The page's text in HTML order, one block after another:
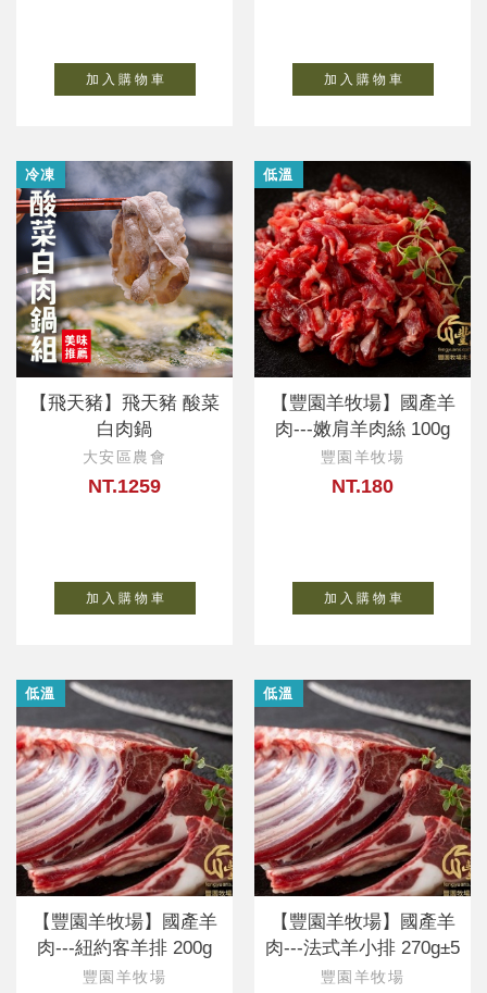
加 入 購 物 車 加 入 購 物 車
冷凍
【飛天豬】飛天豬 酸菜
白肉鍋
大安區農會
NT.1259
加 入 購 物 車
低溫
【豐園羊牧場】國產羊
肉---嫩肩羊肉絲 100g
豐園羊牧場
NT.180
加 入 購 物 車
低溫
【豐園羊牧場】國產羊
肉---紐約客羊排 200g
豐園羊牧場
低溫
【豐園羊牧場】國產羊
肉---法式羊小排 270g±5
豐園羊牧場